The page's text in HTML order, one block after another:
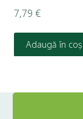
7,79€
Adaugă în coș